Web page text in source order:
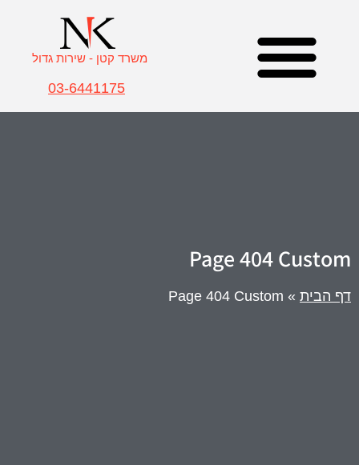
משרד קטן - שירות גדול
03-6441175
Page 404 Custom
דף הבית »
Page 404 Custom